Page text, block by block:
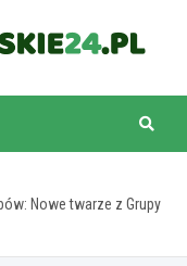
Nowe twarze z Grupy